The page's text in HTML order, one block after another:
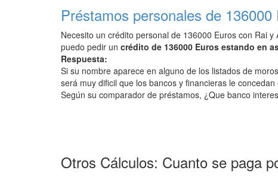
Préstamos personales de
Necesito un crédito personal de 136000 Euros con Rai
puedo pedir un crédito de 136000 Euros estando en
Respuesta:
Si su nombre aparece en alguno de los listados de
será muy dificil que los bancos y financieras le
Según su comparador de préstamos, ¿Que banco
Otros Cálculos: Cuanto se paga